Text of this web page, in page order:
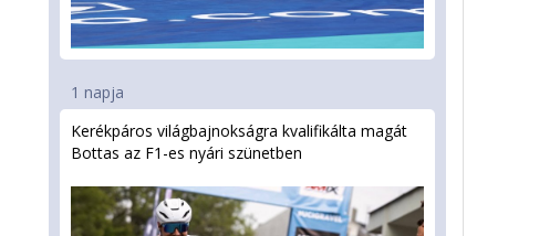
1 napja
Kerékpáros világbajnokságra kvalifikálta magát
Bottas az F1-es nyári szünetben